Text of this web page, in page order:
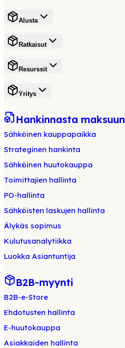
Alusta
Ratkaisut
Resurssit
Yritys
Hankinnasta maksuun
Sähköinen kauppapaikka
Strateginen hankinta
Sähköinen huutokauppa
Toimittajien hallinta
PO-hallinta
Sähköisten laskujen hallinta
Älykäs sopimus
Kulutusanalytiikka
Luokka Asiantuntija
B2B-myynti
B2B-e-Store
Ehdotusten hallinta
E-huutokauppa
Asiakkaiden hallinta